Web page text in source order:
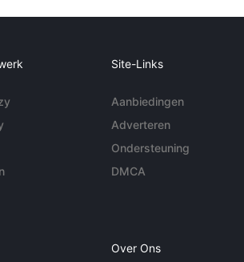
Site-Links
Aanbiedingen
Adverteren
Ondersteuning
DMCA
Over Ons